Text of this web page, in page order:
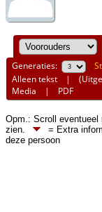
Generaties:
Alleen tekst |
Media | PDF
Opm.: Scroll eventueel
zien.
= Extra
deze persoon